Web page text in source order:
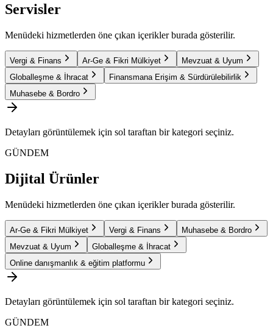
Servisler
Menüdeki hizmetlerden öne çıkan içerikler burada gösterilir.
Vergi & Finans Ar-Ge & Fikri Mülkiyet
Mevzuat & Uyum
Globalleşme & İhracat
Finansmana Erişim & Sürdürülebilirlik
Muhasebe & Bordro
Detayları görüntülemek için sol taraftan bir kategori seçiniz.
GÜNDEM
Dijital Ürünler
Menüdeki hizmetlerden öne çıkan içerikler burada gösterilir.
Ar-Ge & Fikri Mülkiyet Vergi & Finans
Muhasebe & Bordro
Mevzuat & Uyum
Globalleşme & İhracat
Online danışmanlık & eğitim platformu
Detayları görüntülemek için sol taraftan bir kategori seçiniz.
GÜNDEM